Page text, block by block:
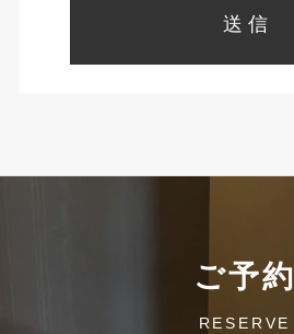
ご予約
RESERVE